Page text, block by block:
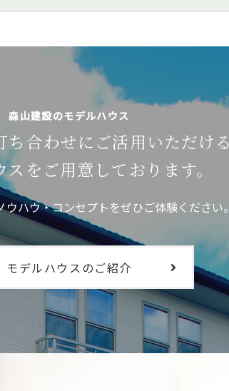
森山建設のモデルハウス
ち合わせに ご活用いただけ
スを ご用意しております。
ウハウ・コンセプトをぜひご体験ください
モデルハウスのご紹介